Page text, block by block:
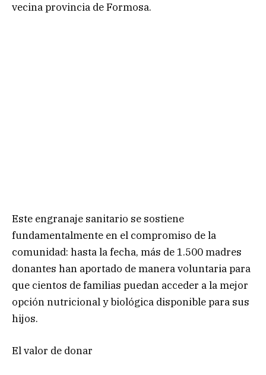
vecina provincia de Formosa.
Este engranaje sanitario se sostiene
fundamentalmente en el compromiso de la
comunidad: hasta la fecha, más de 1.500 madres
donantes han aportado de manera voluntaria para
que cientos de familias puedan acceder a la mejor
opción nutricional y biológica disponible para sus
hijos.
El valor de donar